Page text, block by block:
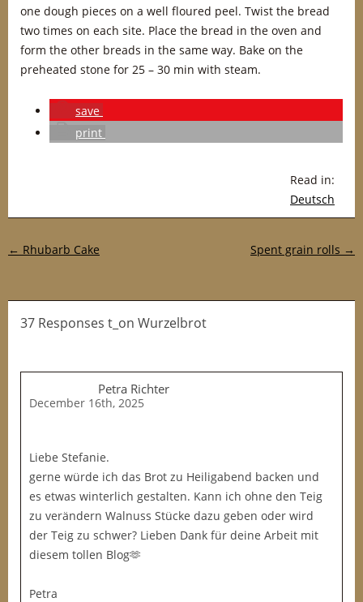
one dough pieces on a well floured peel. Twist the bread
two times on each site. Place the bread in the oven and
form the other breads in the same way. Bake on the
preheated stone for 25 – 30 min with steam.
save
print
Read in:
Deutsch
Post navigation
← Rhubarb Cake Spent grain rolls →
37 Responses t_on Wurzelbrot
Petra Richter
December 16th, 2025
Liebe Stefanie.
gerne würde ich das Brot zu Heiligabend backen und
es etwas winterlich gestalten. Kann ich ohne den Teig
zu verändern Walnuss Stücke dazu geben oder wird
der Teig zu schwer? Lieben Dank für deine Arbeit mit
diesem tollen Blog🫶
Petra